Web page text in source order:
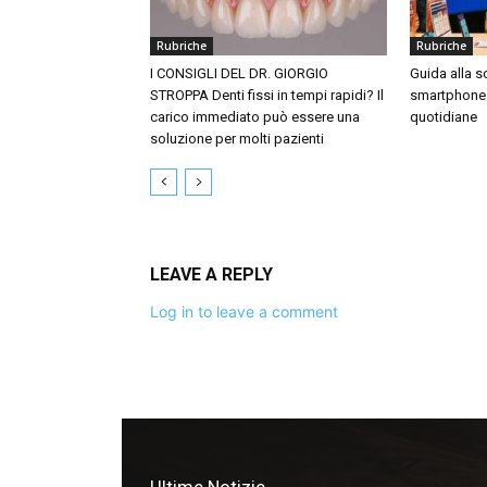
Rubriche
I CONSIGLI DEL DR. GIORGIO
STROPPA Denti fissi in tempi rapidi? Il
carico immediato può essere una
soluzione per molti pazienti
Rubriche
Guida alla
quotidiane
LEAVE A REPLY
Log in to leave a comment